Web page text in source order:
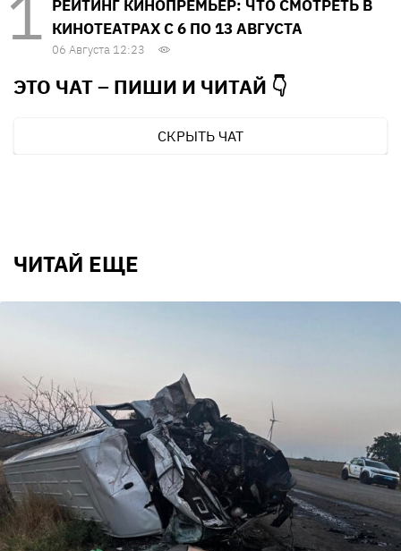
РЕЙТИНГ КИНОПРЕМЬЕР: ЧТО СМОТРЕТЬ В
КИНОТЕАТРАХ С 6 ПО 13 АВГУСТА
06 Августа 12:23
ЭТО ЧАТ – ПИШИ И ЧИТАЙ 👇
СКРЫТЬ ЧАТ
ЧИТАЙ ЕЩЕ